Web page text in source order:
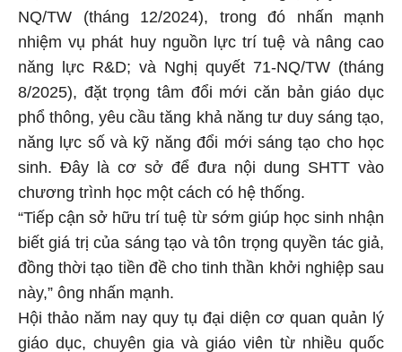
NQ/TW (tháng 12/2024), trong đó nhấn mạnh
nhiệm vụ phát huy nguồn lực trí tuệ và nâng cao
năng lực R&D; và Nghị quyết 71-NQ/TW (tháng
8/2025), đặt trọng tâm đổi mới căn bản giáo dục
phổ thông, yêu cầu tăng khả năng tư duy sáng tạo,
năng lực số và kỹ năng đổi mới sáng tạo cho học
sinh. Đây là cơ sở để đưa nội dung SHTT vào
chương trình học một cách có hệ thống.
“Tiếp cận sở hữu trí tuệ từ sớm giúp học sinh nhận
biết giá trị của sáng tạo và tôn trọng quyền tác giả,
đồng thời tạo tiền đề cho tinh thần khởi nghiệp sau
này,” ông nhấn mạnh.
Hội thảo năm nay quy tụ đại diện cơ quan quản lý
giáo dục, chuyên gia và giáo viên từ nhiều quốc